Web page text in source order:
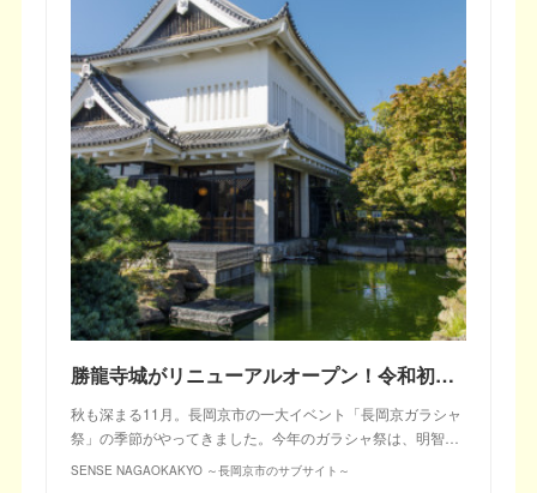
勝龍寺城がリニューアルオープン！令和初のガラシャウィーク＆ガラシャ祭は豪華イベント盛りだくさんでお届け！
秋も深まる11月。長岡京市の一大イベント「長岡京ガラシャ
祭」の季節がやってきました。今年のガラシャ祭は、明智…
SENSE NAGAOKAKYO ～長岡京市のサブサイト～